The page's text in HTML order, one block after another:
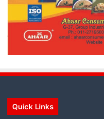
Quick Links